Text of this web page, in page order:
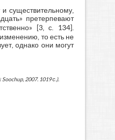
существительному,
претерпевают
[3, с. 134].
то есть не
однако они могут
2007. 1019 с.).